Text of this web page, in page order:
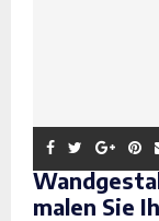
malen Sie